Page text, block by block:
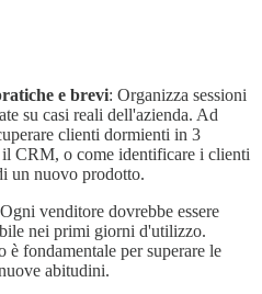
e brevi: Organizza sessioni
su casi reali dell'azienda. Ad
clienti dormienti in 3
il CRM, o come identificare i clienti
un nuovo prodotto.
venditore dovrebbe essere
nei primi giorni d'utilizzo.
fondamentale per superare le
abitudini.